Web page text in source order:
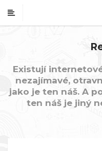
Existují
nezajímavé,
jako je ten náš. A
ten náš je jiný